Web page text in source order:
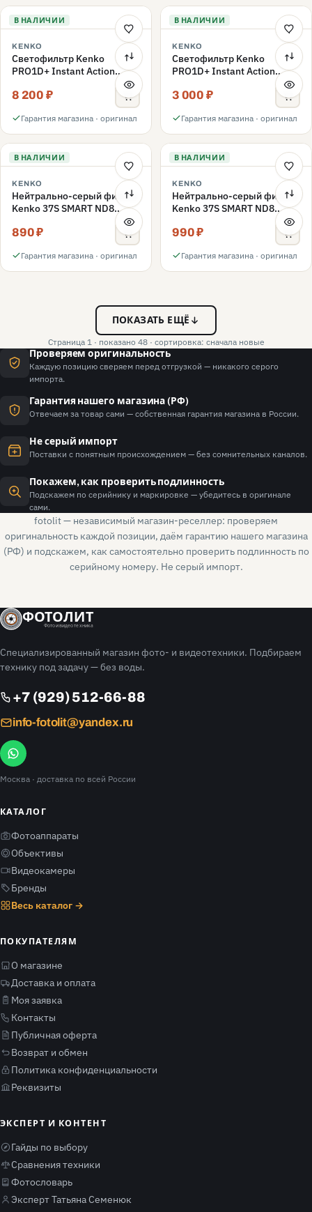
В НАЛИЧИИ
KENKO
Светофильтр Kenko
PRO1D+ Instant Action
Variable NDX3-450+C-PLS
переменной плотности
8 200 ₽
Гарантия магазина · оригинал
В НАЛИЧИИ
KENKO
Светофильтр Kenko
PRO1D+ Instant Action
Variable NDX3-450+C-PL
поляризационный 49mm
3 000 ₽
Гарантия магазина · оригинал
В НАЛИЧИИ
KENKO
Нейтрально-серый фильтр
Kenko 37S SMART ND8
890 ₽
Гарантия магазина · оригинал
В НАЛИЧИИ
KENKO
Нейтрально-серый фильтр
Kenko 37S SMART ND8
990 ₽
Гарантия магазина · оригинал
ПОКАЗАТЬ ЕЩЁ
Страница 1 · показано 48 · сортировка: сначала новые
Проверяем оригинальность
Каждую позицию сверяем перед отгрузкой — никакого серого
импорта.
Гарантия нашего магазина (РФ)
Отвечаем за товар сами — собственная гарантия магазина в России.
Не серый импорт
Поставки с понятным происхождением — без сомнительных каналов.
Покажем, как проверить подлинность
Подскажем по серийнику и маркировке — убедитесь в оригинале
сами.
fotolit — независимый магазин-реселлер: проверяем
оригинальность каждой позиции, даём гарантию нашего магазина
(РФ) и подскажем, как самостоятельно проверить подлинность по
серийному номеру. Не серый импорт.
ФОТОЛИТ
Фото и видео техника
Специализированный магазин фото- и видеотехники. Подбираем
технику под задачу — без воды.
+7 (929) 512-66-88
info-fotolit@yandex.ru
Москва · доставка по всей России
КАТАЛОГ
Фотоаппараты
Объективы
Видеокамеры
Бренды
Весь каталог →
ПОКУПАТЕЛЯМ
О магазине
Доставка и оплата
Моя заявка
Контакты
Публичная оферта
Возврат и обмен
Политика конфиденциальности
Реквизиты
ЭКСПЕРТ И КОНТЕНТ
Гайды по выбору
Сравнения техники
Фотословарь
Эксперт Татьяна Семенюк